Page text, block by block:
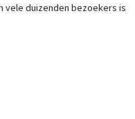
vele duizenden bezoekers is